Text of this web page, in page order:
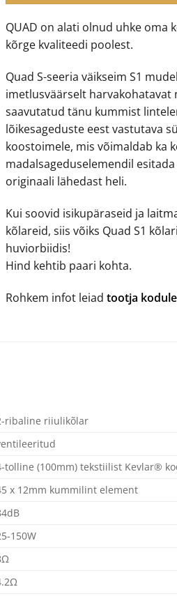
QUAD on alati olnud uhke oma
kõrge kvaliteedi poolest.
Quad S-seeria väikseim S1
imetlusväärselt harvakohatavat
saavutatud tänu kummist
lõikesageduste eest vastutava
koostoimele, mis võimaldab ka
madalsageduselemendil
originaali lähedast heli.
Kui soovid isikupäraseid ja
kõlareid, siis võiks Quad S1
huviorbiidis!
Hind kehtib paari kohta.
Rohkem infot leiadtootja
ribaline riiulikõlar
tolline (100mm) tekstiilist Kevlar®
x 12mm kummilint element
150W